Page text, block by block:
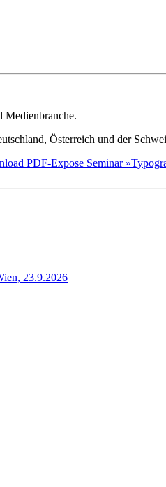
Medienbranche.
Österreich und der
PDF-Expose Seminar
23.9.2026